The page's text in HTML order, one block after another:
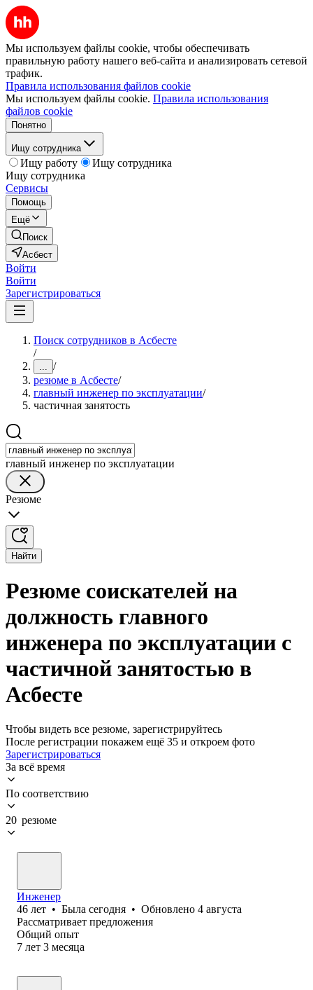
Мы используем файлы cookie, чтобы обеспечивать
правильную работу нашего веб-сайта и анализировать сетевой
трафик.
Правила использования файлов cookie
Мы используем файлы cookie. Правила использования
файлов cookie
Понятно
Ищу сотрудника
Ищу работу
Ищу сотрудника
Ищу сотрудника
Сервисы
Помощь
Ещё
Поиск
Асбест
Войти
Войти
Зарегистрироваться
Поиск сотрудников в Асбесте
/
... /
резюме в Асбесте/
главный инженер по эксплуатации/
частичная занятость
главный инженер по эксплуатации
Резюме
Найти
Резюме соискателей на
должность главного
инженера по эксплуатации с
частичной занятостью в
Асбесте
Чтобы видеть все резюме, зарегистрируйтесь
После регистрации покажем ещё 35 и откроем фото
Зарегистрироваться
За всё время
По соответствию
20 резюме
Инженер
46 лет • Была сегодня • Обновлено 4 августа
Рассматривает предложения
Общий опыт
7 лет 3 месяца